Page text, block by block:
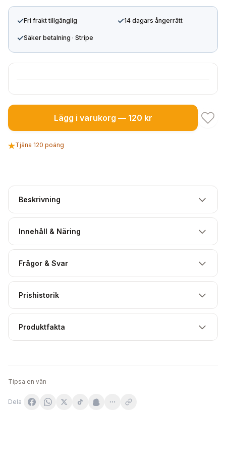
✓Fri frakt tillgänglig ✓14 dagars ångerrätt
✓Säker betalning · Stripe
Lägg i varukorg — 120 kr
Tjäna 120 poäng
Beskrivning
Innehåll & Näring
Frågor & Svar
Prishistorik
Produktfakta
Tipsa en vän
Dela